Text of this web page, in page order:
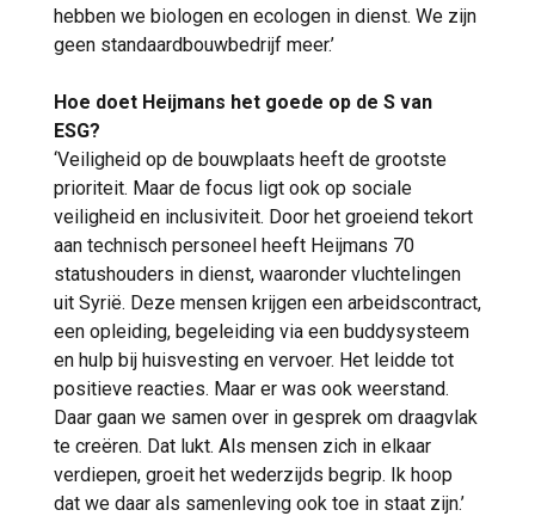
hebben we biologen en ecologen in dienst. We zijn
geen standaardbouwbedrijf meer.’
Hoe doet Heijmans het goede op de S van
ESG?
‘Veiligheid op de bouwplaats heeft de grootste
prioriteit. Maar de focus ligt ook op sociale
veiligheid en inclusiviteit. Door het groeiend tekort
aan technisch personeel heeft Heijmans 70
statushouders in dienst, waaronder vluchtelingen
uit Syrië. Deze mensen krijgen een arbeidscontract,
een opleiding, begeleiding via een buddysysteem
en hulp bij huisvesting en vervoer. Het leidde tot
positieve reacties. Maar er was ook weerstand.
Daar gaan we samen over in gesprek om draagvlak
te creëren. Dat lukt. Als mensen zich in elkaar
verdiepen, groeit het wederzijds begrip. Ik hoop
dat we daar als samenleving ook toe in staat zijn.’